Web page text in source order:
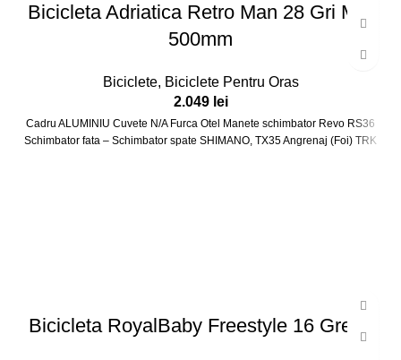
Bicicleta Adriatica Retro Man 28 Gri Mat
500mm
Biciclete, Biciclete Pentru Oras
2.049 lei
Cadru ALUMINIU Cuvete N/A Furca Otel Manete schimbator Revo RS36
Schimbator fata – Schimbator spate SHIMANO, TX35 Angrenaj (Foi) TRK
Bicicleta RoyalBaby Freestyle 16 Green